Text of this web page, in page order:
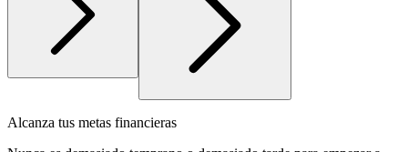
Alcanza tus metas financieras